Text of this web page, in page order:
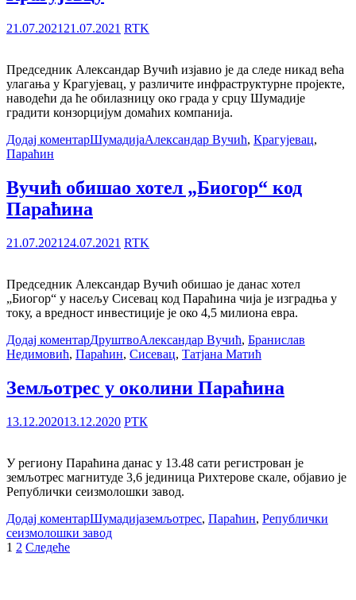
21.07.2021 21.07.2021 RTK
Председник Александар Вучић изјавио је да следе никад већа
улагања у Крагујевац, у различите инфраструктурне пројекте,
наводећи да ће обилазницу око града у срцу Шумадије
градити конзорцијум домаћих компанија.
Додај коментарШумадијаАлександар Вучић, Крагујевац,
Параћин
Вучић обишао хотел „Биогор“ код
Параћина
21.07.2021 24.07.2021 RTK
Председник Александар Вучић обишао је данас хотел
„Биогор“ у насељу Сисевац код Параћина чија је изградња у
току, а вредност инвестиције је око 4,5 милиона евра.
Додај коментарДруштвоАлександар Вучић, Бранислав
Недимовић, Параћин, Сисевац, Татјана Матић
Земљотрес у околини Параћина
13.12.202013.12.2020 РТК
У региону Параћина данас у 13.48 сати регистрован је
земљотрес магнитуде 3,6 јединица Рихтерове скале, објавио је
Републички сеизмолошки завод.
Додај коментарШумадијаземљотрес, Параћин, Републички
сеизмолошки завод
Пагинација
1 2 Следеће